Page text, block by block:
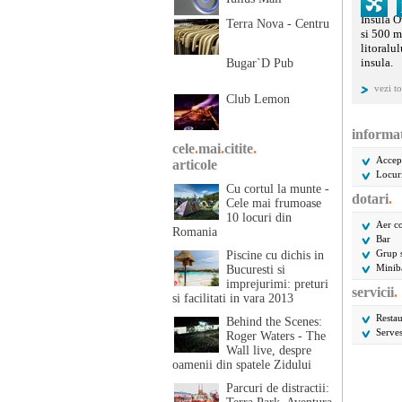
Insula
si 500
insula.
In
diferite
Pe
Vaporul
este o
Vaporul
terasa
vezi
dotari.
Aer
Bar
Grup
servicii.
Terra Nova - Centru
Bugar`D Pub
Club Lemon
cele.mai.citite.
articole
Cu cortul la munte -
Cele mai frumoase
10 locuri din
Romania
Piscine cu dichis in
Bucuresti si
imprejurimi: preturi
si facilitati in vara 2013
Behind the Scenes:
Roger Waters - The
Wall live, despre
oamenii din spatele Zidului
Parcuri de distractii: